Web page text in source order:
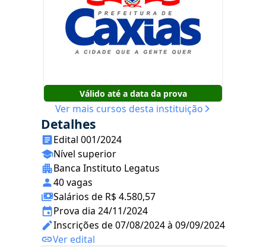
Válido até a data da prova
Ver mais cursos desta instituição
Detalhes
Edital 001/2024
Nível superior
Banca Instituto Legatus
40 vagas
Salários de R$ 4.580,57
Prova dia 24/11/2024
Inscrições de 07/08/2024 à 09/09/2024
Ver edital